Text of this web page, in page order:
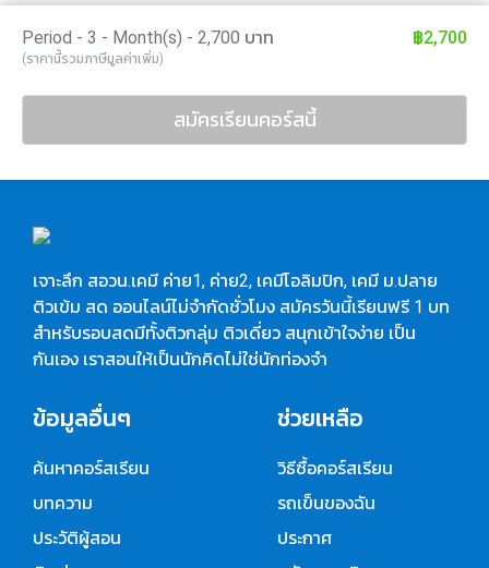
฿2,700
Period - 3 - Month(s) - 2,700 บาท
(ราคานี้รวมภาษีมูลค่าเพิ่ม)
สมัครเรียนคอร์สนี้
เจาะลึก สอวน.เคมี ค่าย1, ค่าย2, เคมีโอลิมปิก, เคมี ม.ปลาย
ติวเข้ม สด ออนไลน์ไม่จำกัดชั่วโมง สมัครวันนี้เรียนฟรี 1 บท
สำหรับรอบสดมีทั้งติวกลุ่ม ติวเดี่ยว สนุกเข้าใจง่าย เป็น
กันเอง เราสอนให้เป็นนักคิดไม่ใช่นักท่องจำ
ข้อมูลอื่นๆ
ค้นหาคอร์สเรียน
บทความ
ประวัติผู้สอน
ช่วยเหลือ
วิธีซื้อคอร์สเรียน
รถเข็นของฉัน
ประกาศ